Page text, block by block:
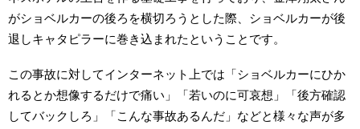
がショベルカーの後ろを横切ろうとした際、ショベルカーが後
退しキャタピラーに巻き込まれたということです。
この事故に対してインターネット上では「ショベルカーにひか
れるとか想像するだけで痛い」「若いのに可哀想」「後方確認
してバックしろ」「こんな事故あるんだ」などと様々な声が多